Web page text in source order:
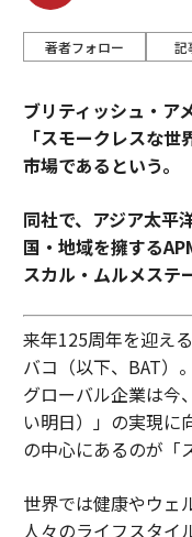
著者フォロー 記
ブリティッシュ・ア
「スモークレスな
市場であるという。
同社で、アジア太平
国・地域を擁する
スカル・ムルメステ
来年125周年を迎え
バコ（以下、BAT）
グローバル企業は
い明日）」の実現に
の中心にあるのが「
世界では健康やウェ
人々のライフスタイ